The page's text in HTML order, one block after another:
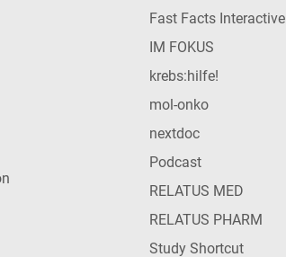
Fast Facts Interactive
IM FOKUS
krebs:hilfe!
mol-onko
nextdoc
Podcast
RELATUS MED
RELATUS PHARM
Study Shortcut